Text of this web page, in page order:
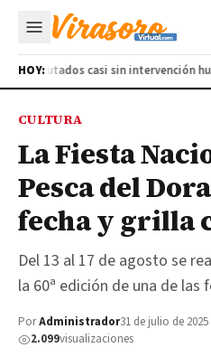
HOY: casi sin intervención
CULTURA
La Fiesta
Pesca del
fecha y grilla
Del 13 al 17 de agosto se
la 60ª edición de una de las
PorAdministrador31 de julio de 2025
2.099visualizaciones